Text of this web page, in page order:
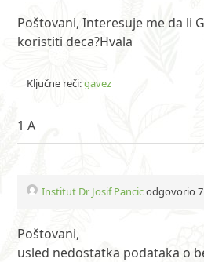
Poštovani, Interesuje me da li
koristiti deca?Hvala
Ključne reči:gavez
1 A
Institut Dr Josif Pancicodgovorio
Poštovani,
usled nedostatka podataka o